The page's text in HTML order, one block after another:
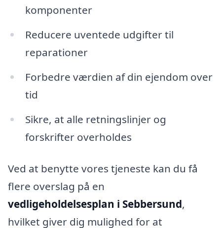
komponenter
Reducere uventede udgifter til
reparationer
Forbedre værdien af din ejendom over
tid
Sikre, at alle retningslinjer og
forskrifter overholdes
Ved at benytte vores tjeneste kan du få
flere overslag på en
vedligeholdelsesplan i Sebbersund,
hvilket giver dig mulighed for at